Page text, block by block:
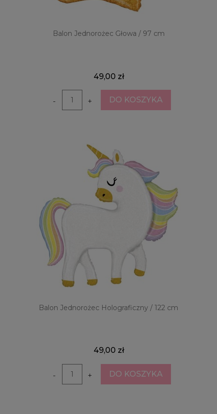
Balon Jednorożec Głowa / 97 cm
49,00 zł
- + DO KOSZYKA
Balon Jednorożec Holograficzny / 122 cm
49,00 zł
- + DO KOSZYKA